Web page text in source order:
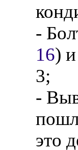
-
16)
3;
-
это